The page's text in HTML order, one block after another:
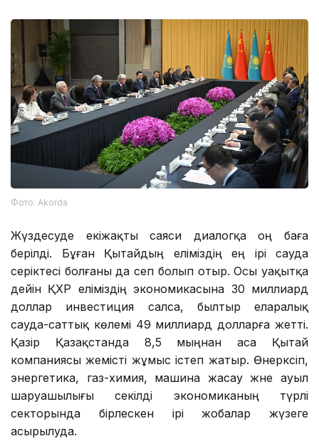
Фото: Аkorda
Жүздесуде екіжақты саяси диалогқа оң баға
берілді. Бұған Қытайдың еліміздің ең ірі сауда
серіктесі болғаны да сеп болып отыр. Осы уақытқа
дейін ҚХР еліміздің экономикасына 30 миллиард
доллар инвестиция салса, былтыр еларалық
сауда-саттық көлемі 49 миллиард долларға жетті.
Қазір Қазақстанда 8,5 мыңнан аса Қытай
компаниясы жемісті жұмыс істеп жатыр. Өнеркәсіп,
энергетика, газ-химия, машина жасау және ауыл
шаруашылығы секілді экономиканың түрлі
секторында бірлескен ірі жобалар жүзеге
асырылуда.